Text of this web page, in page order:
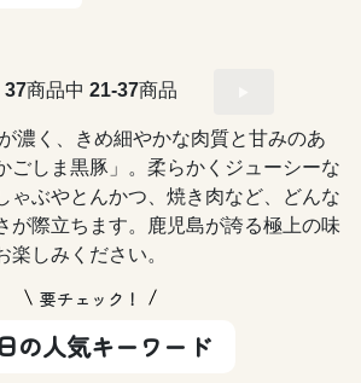
37商品中 21-37商品
濃く、きめ細やかな肉質と甘みのあ
ごしま黒豚」。柔らかくジューシーな
ゃぶやとんかつ、焼き肉など、どんな
が際立ちます。鹿児島が誇る極上の味
楽しみください。
要チェック！
の人気キーワード